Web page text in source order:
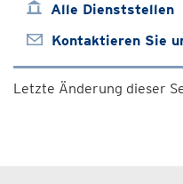
Alle Dienststellen
Kontaktieren Sie
Letzte Änderung dieser